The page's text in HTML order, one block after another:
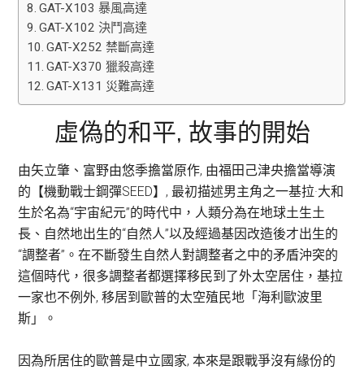
GAT-X103 暴風高達
GAT-X102 決鬥高達
GAT-X252 禁斷高達
GAT-X370 獵殺高達
GAT-X131 災難高達
虛偽的和平, 故事的開始
由矢立肇、富野由悠季擔當原作, 由福田己津央擔當導演
的【機動戰士鋼彈SEED】, 最初描述男主角之一基拉·大和
生於名為“宇宙紀元”的時代中，人類分為在地球土生土
長、自然地出生的“自然人”以及經過基因改造後才出生的
“調整者”。在不斷發生自然人對調整者之中的矛盾沖突的
這個時代，很多調整者都選擇移民到了外太空居住，基拉
一家也不例外, 移居到歐普的太空殖民地「海利歐波里
斯」。
因為所居住的歐普是中立國家, 本來是跟戰爭沒有緣份的